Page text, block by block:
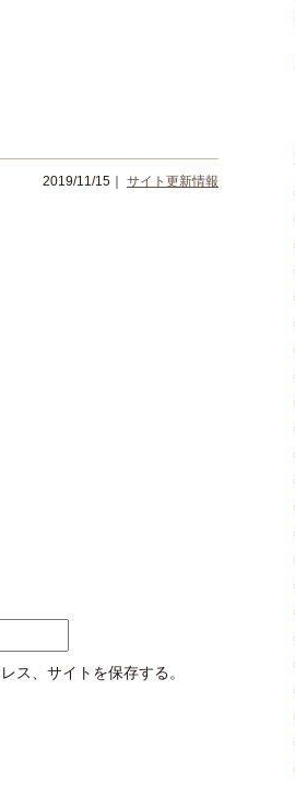
2019/11/15｜ サイト更新情報
ス、サイトを保存する。